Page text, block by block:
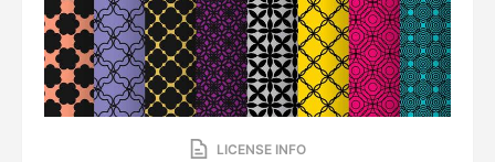
LICENSE INFO